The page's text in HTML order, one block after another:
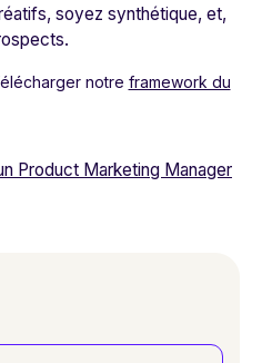
soyez synthétique, et,
notre framework du
Product Marketing Manager